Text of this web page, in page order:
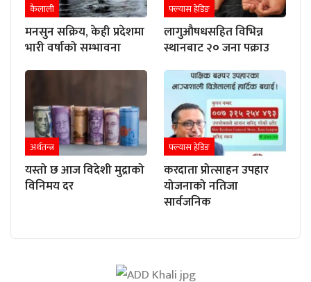
कैलाली
मनसुन सक्रिय, केही प्रदेशमा
भारी वर्षाको सम्भावना
फ्ल्यास हेडिङ
लागुऔषधसहित विभिन्न
स्थानबाट २० जना पक्राउ
अर्थतन्त्र
यस्तो छ आज विदेशी मुद्राको
विनिमय दर
फ्ल्यास हेडिङ
करदाता प्रोत्साहन उपहार
योजनाको नतिजा
सार्वजनिक